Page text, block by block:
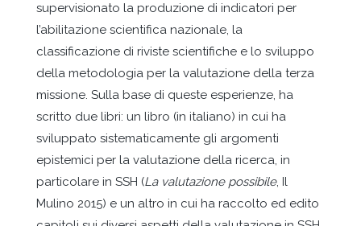
supervisionato la produzione di indicatori per
l’abilitazione scientifica nazionale, la
classificazione di riviste scientifiche e lo sviluppo
della metodologia per la valutazione della terza
missione. Sulla base di queste esperienze, ha
scritto due libri: un libro (in italiano) in cui ha
sviluppato sistematicamente gli argomenti
epistemici per la valutazione della ricerca, in
particolare in SSH (La valutazione possibile, Il
Mulino 2015) e un altro in cui ha raccolto ed edito